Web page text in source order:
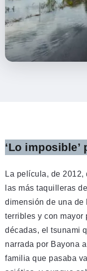
‘Lo imposible’
La película, de
las más taquilleras
dimensión de una de
terribles y con mayor
décadas, el tsunami
narrada por Bayona
familia que pasaba